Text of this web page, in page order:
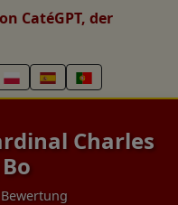
CatéGPT, der
Charles